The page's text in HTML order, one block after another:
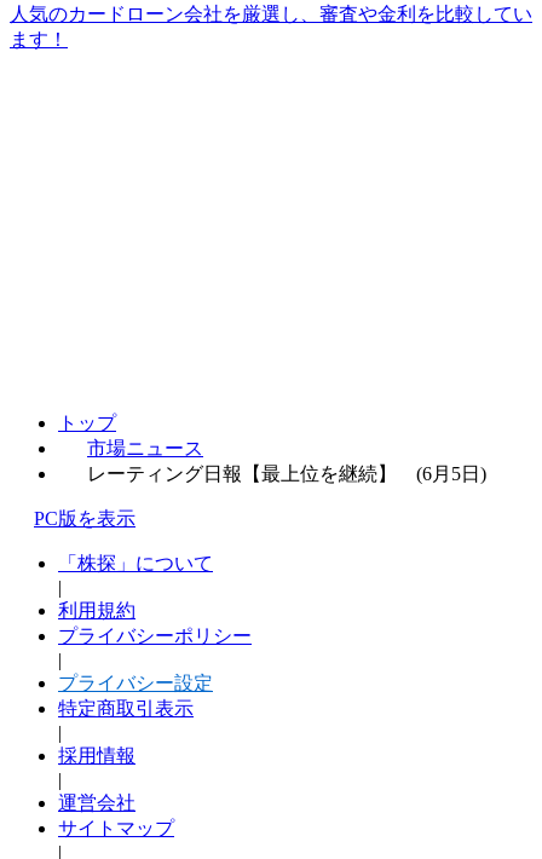
人気のカードローン会社を厳選し、審査や金利を比較してい
ます！
トップ
市場ニュース
レーティング日報【最上位を継続】 (6月5日)
PC版を表示
「株探」について
|
利用規約
プライバシーポリシー
|
プライバシー設定
特定商取引表示
|
採用情報
|
運営会社
サイトマップ
|